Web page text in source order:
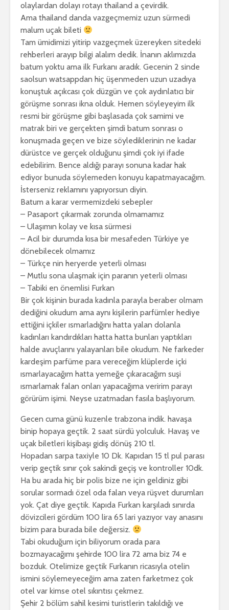
olaylardan dolayı rotayı thailand a çevirdik.
Ama thailand danda vazgeçmemiz uzun sürmedi
malum uçak bileti
Tam ümidimizi yitirip vazgeçmek üzereyken sitedeki
rehberleri arayıp bilgi alalım dedik. İnanın aklımızda
batum yoktu ama ilk Furkanı aradık. Gecenin 2 sinde
saolsun watsappdan hiç üşenmeden uzun uzadıya
konuştuk açıkcası çok düzgün ve çok aydınlatıcı bir
görüşme sonrası ikna olduk. Hemen söyleyeyim ilk
resmi bir görüşme gibi başlasada çok samimi ve
matrak biri ve gerçekten şimdi batum sonrası o
konuşmada geçen ve bize söylediklerinin ne kadar
dürüstce ve gerçek olduğunu şimdi çok iyi ifade
edebilirim. Bence aldığı parayı sonuna kadar hak
ediyor bunuda söylemeden konuyu kapatmayacağım.
İsterseniz reklamını yapıyorsun diyin.
Batum a karar vermemizdeki sebepler
– Pasaport çıkarmak zorunda olmamamız
– Ulaşımın kolay ve kısa sürmesi
– Acil bir durumda kısa bir mesafeden Türkiye ye
dönebilecek olmamız
– Türkçe nin heryerde yeterli olması
– Mutlu sona ulaşmak için paranın yeterli olması
– Tabiki en önemlisi Furkan
Bir çok kişinin burada kadınla parayla beraber olmam
dediğini okudum ama aynı kişilerin parfümler hediye
ettiğini içkiler ısmarladığını hatta yalan dolanla
kadınları kandırdıkları hatta hatta bunları yaptıkları
halde avuçlarını yalayanları bile okudum. Ne farkeder
kardeşim parfüme para vereceğim klüplerde içki
ısmarlayacağım hatta yemeğe çıkaracağım suşi
ısmarlamak falan onları yapacağıma veririm parayı
görürüm işimi. Neyse uzatmadan fasıla başlıyorum.
Gecen cuma günü kuzenle trabzona indik. havaşa
binip hopaya geçtik. 2 saat sürdü yolculuk. Havaş ve
uçak biletleri kişibaşı gidiş dönüş 210 tl.
Hopadan sarpa taxiyle 10 Dk. Kapıdan 15 tl pul parası
verip geçtik sınır çok sakindi geçiş ve kontroller 10dk.
Ha bu arada hiç bir polis bize ne için geldiniz gibi
sorular sormadı özel oda falan veya rüşvet durumları
yok. Çat diye geçtik. Kapıda Furkan karşıladı sınırda
dövizcileri gördüm 100 lira 65 lari yazıyor vay anasını
bizim para burada bile değersiz.
Tabi okuduğum için biliyorum orada para
bozmayacağımı şehirde 100 lira 72 ama biz 74 e
bozduk. Otelimize geçtik Furkanın ricasıyla otelin
ismini söylemeyeceğim ama zaten farketmez çok
otel var kimse otel sıkıntısı çekmez.
Şehir 2 bölüm sahil kesimi turistlerin takıldığı ve